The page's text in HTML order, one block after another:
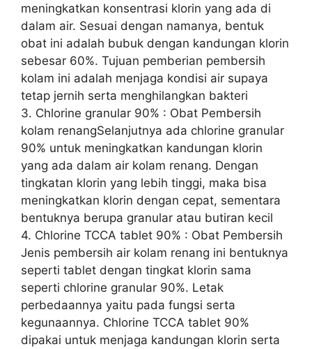
meningkatkan konsentrasi klorin yang ada di
dalam air. Sesuai dengan namanya, bentuk
obat ini adalah bubuk dengan kandungan klorin
sebesar 60%. Tujuan pemberian pembersih
kolam ini adalah menjaga kondisi air supaya
tetap jernih serta menghilangkan bakteri
3. Chlorine granular 90% : Obat Pembersih
kolam renangSelanjutnya ada chlorine granular
90% untuk meningkatkan kandungan klorin
yang ada dalam air kolam renang. Dengan
tingkatan klorin yang lebih tinggi, maka bisa
meningkatkan klorin dengan cepat, sementara
bentuknya berupa granular atau butiran kecil
4. Chlorine TCCA tablet 90% : Obat Pembersih
Jenis pembersih air kolam renang ini bentuknya
seperti tablet dengan tingkat klorin sama
seperti chlorine granular 90%. Letak
perbedaannya yaitu pada fungsi serta
kegunaannya. Chlorine TCCA tablet 90%
dipakai untuk menjaga kandungan klorin serta